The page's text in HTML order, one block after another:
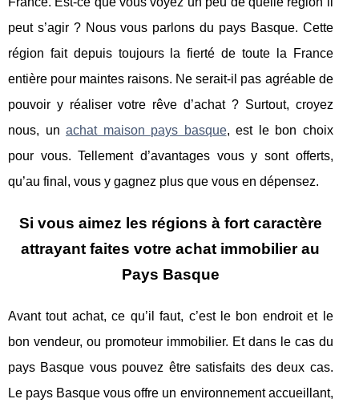
peut s’agir ? Nous vous parlons du pays Basque. Cette
région fait depuis toujours la fierté de toute la France
entière pour maintes raisons. Ne serait-il pas agréable de
pouvoir y réaliser votre rêve d’achat ? Surtout, croyez
nous, unachat maison pays basque, est le bon choix
pour vous. Tellement d’avantages vous y sont offerts,
qu’au final, vous y gagnez plus que vous en dépensez.
Si vous aimez les régions à fort caractère
attrayant faites votre achat immobilier au
Pays Basque
Avant tout achat, ce qu’il faut, c’est le bon endroit et le
bon vendeur, ou promoteur immobilier. Et dans le cas du
pays Basque vous pouvez être satisfaits des deux cas.
Le pays Basque vous offre un environnement accueillant,